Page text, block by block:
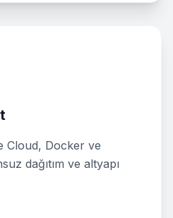
Cloud, Docker ve
dağıtım ve altyapı